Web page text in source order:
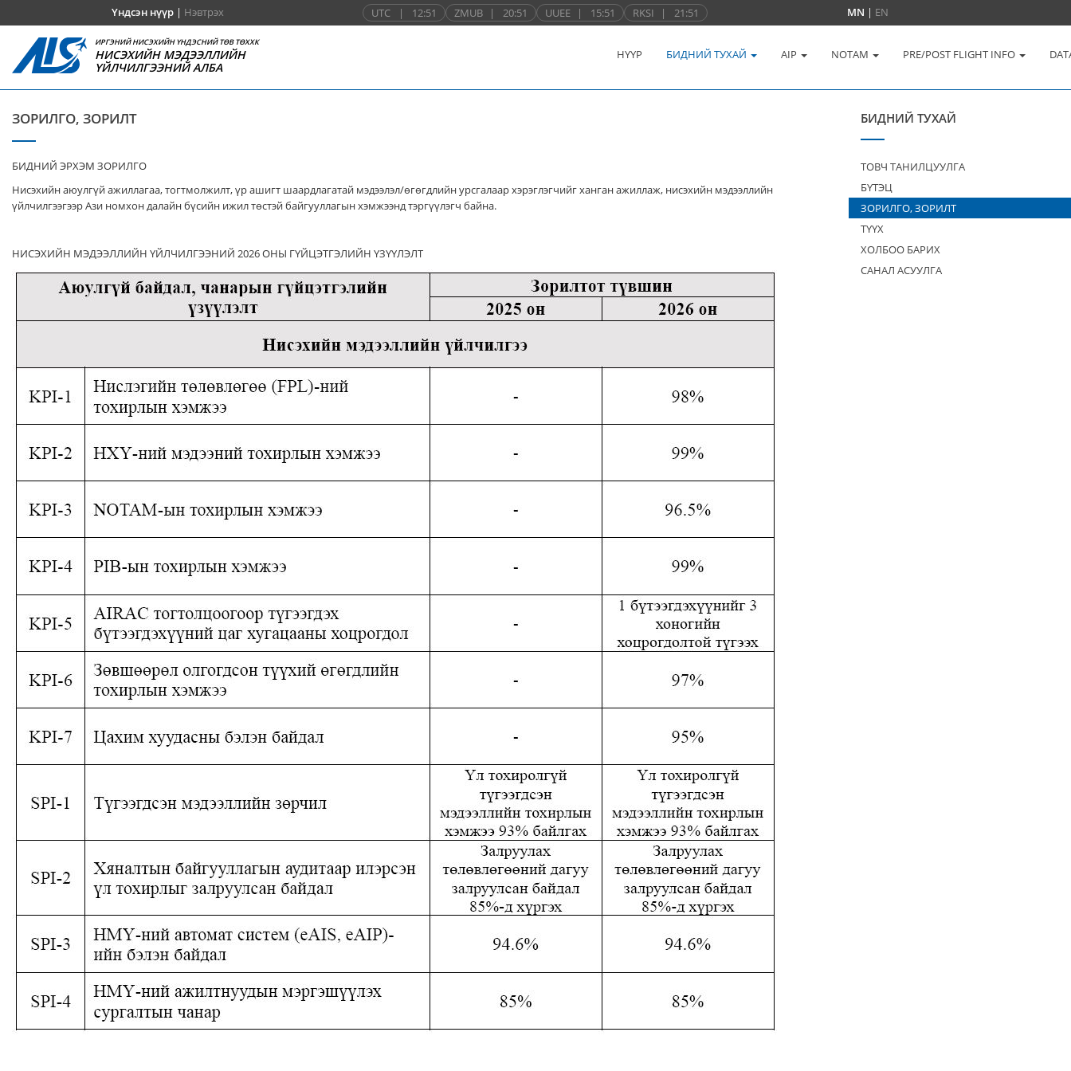
Үндсэн нүүр| Нэвтрэх UTC | 12:51 ZMUB | 20:51 UUEE | 15:51 RKSI | 21:51 MN | EN
ИРГЭНИЙ НИСЭХИЙН ҮНДЭСНИЙ ТӨВ ТӨХХК
НИСЭХИЙН МЭДЭЭЛЛИЙН
ҮЙЛЧИЛГЭЭНИЙ АЛБА
НҮҮР БИДНИЙ ТУХАЙ AIP NOTAM PRE/POST FLIGHT INFO
ЗОРИЛГО, ЗОРИЛТ
БИДНИЙ ЭРХЭМ ЗОРИЛГО
Нисэхийн аюулгүй ажиллагаа, тогтмолжилт, үр ашигт шаардлагатай мэдээлэл/өгөгдлийн урсгалаар хэрэглэгчийг ханган ажиллаж, нисэхийн мэдээллийн
үйлчилгээгээр Ази номхон далайн бүсийн ижил төстэй байгууллагын хэмжээнд тэргүүлэгч байна.
НИСЭХИЙН МЭДЭЭЛЛИЙН ҮЙЛЧИЛГЭЭНИЙ 2026 ОНЫ ГҮЙЦЭТГЭЛИЙН ҮЗҮҮЛЭЛТ
БИДНИЙ ТУХАЙ
ТОВЧ ТАНИЛЦУУЛГА
БҮТЭЦ
ЗОРИЛГО, ЗОРИЛТ
ТҮҮХ
ХОЛБОО БАРИХ
САНАЛ АСУУЛГА